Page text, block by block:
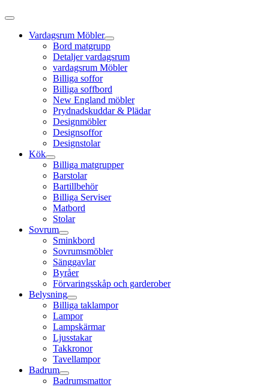
Vardagsrum Möbler
Bord matgrupp
Detaljer vardagsrum
vardagsrum Möbler
Billiga soffor
Billiga soffbord
New England möbler
Prydnadskuddar & Plädar
Designmöbler
Designsoffor
Designstolar
Kök
Billiga matgrupper
Barstolar
Bartillbehör
Billiga Serviser
Matbord
Stolar
Sovrum
Sminkbord
Sovrumsmöbler
Sänggavlar
Byråer
Förvaringsskåp och garderober
Belysning
Billiga taklampor
Lampor
Lampskärmar
Ljusstakar
Takkronor
Tavellampor
Badrum
Badrumsmattor